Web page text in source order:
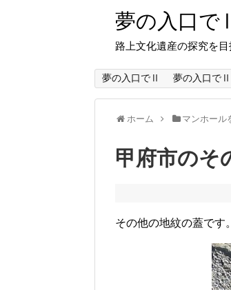
夢の入口で
路上文化遺産の探究を目
夢の入口でⅡ 夢の入口でⅡ
ホーム マンホール
甲府市のそ
その他の地紋の蓋です。